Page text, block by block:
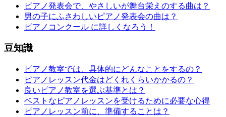
ピアノ発表会で、やさしいが舞台栄えのする曲は？
男の子にふさわしいピアノ発表会の曲は？
ピアノコンクール に詳しくなろう！
豆知識
ピアノ教室では、具体的にどんなことをするの？
ピアノレッスン代金はどくれくらいかかるの？
良いピアノ教室を選ぶ基準とは？
ベストなピアノレッスンを受けるために必要な心得
ピアノレッスン前に、準備することは？